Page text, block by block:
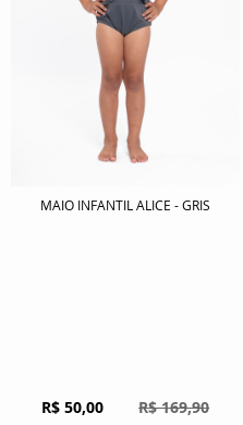
MAIO INFANTIL ALICE - GRIS
R$ 50,00 R$ 169,90